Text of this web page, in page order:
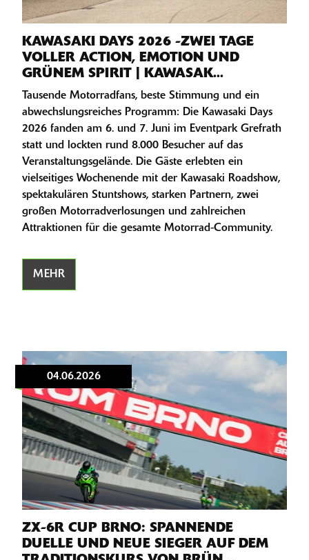
KAWASAKI DAYS 2026 -ZWEI TAGE
VOLLER ACTION, EMOTION UND
GRÜNEM SPIRIT | KAWASAK...
Tausende Motorradfans, beste Stimmung und ein
abwechslungsreiches Programm: Die Kawasaki Days
2026 fanden am 6. und 7. Juni im Eventpark Grefrath
statt und lockten rund 8.000 Besucher auf das
Veranstaltungsgelände. Die Gäste erlebten ein
vielseitiges Wochenende mit der Kawasaki Roadshow,
spektakulären Stuntshows, starken Partnern, zwei
großen Motorradverlosungen und zahlreichen
Attraktionen für die gesamte Motorrad-Community.
MEHR
04.06.2026
ZX-6R CUP BRNO: SPANNENDE
DUELLE UND NEUE SIEGER AUF DEM